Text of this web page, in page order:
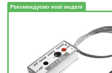
Рекомендуємо нові моделі